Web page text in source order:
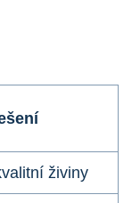
živiny